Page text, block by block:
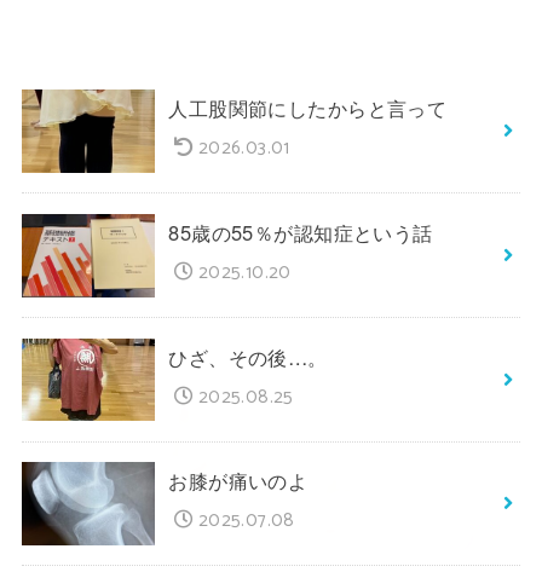
人工股関節にしたからと言って
2026.03.01
85歳の55％が認知症という話
2025.10.20
ひざ、その後…。
2025.08.25
お膝が痛いのよ
2025.07.08